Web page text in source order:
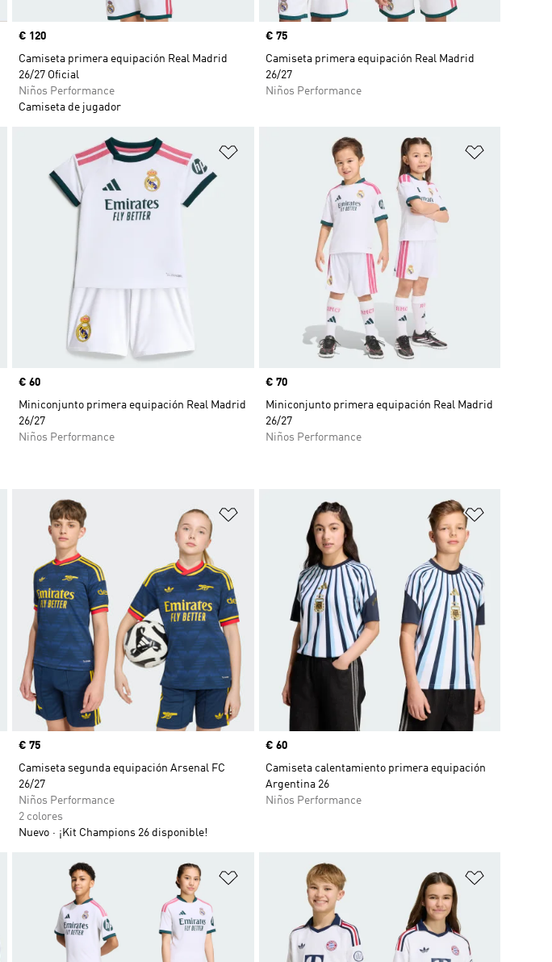
Precio
€ 120
Camiseta primera equipación Real Madrid
26/27 Oficial
Niños Performance
Camiseta de jugador
Precio
€ 75
Camiseta primera equipación Real Madrid
26/27
Niños Performance
Añadir a la lista de deseos Añadir a la lista de deseos
Precio
€ 60
Miniconjunto primera equipación Real Madrid
26/27
Niños Performance
Precio
€ 70
Miniconjunto primera equipación Real Madrid
26/27
Niños Performance
Añadir a la lista de deseos Añadir a la lista de deseos
Precio
€ 75
Camiseta segunda equipación Arsenal FC
26/27
Niños Performance
2 colores
Nuevo
¡Kit Champions 26 disponible!
Precio
€ 60
Camiseta calentamiento primera equipación
Argentina 26
Niños Performance
Añadir a la lista de deseos Añadir a la lista de deseos